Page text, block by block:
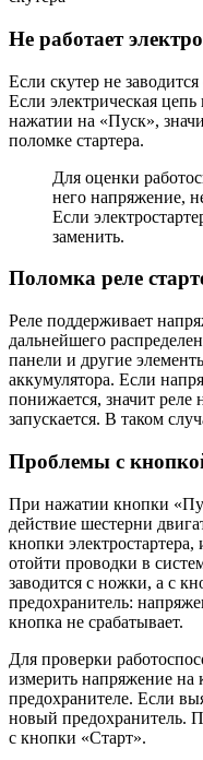
Не работает
Если скутер не
Если электрическая
нажатии на «Пуск»,
поломке стартера.
Для оценки
него напряжение,
Если
заменить.
Поломка реле
Реле поддерживает
дальнейшего
панели и другие
аккумулятора. Если
понижается, значит реле
запускается. В таком
Проблемы с
При нажатии кнопки
действие шестерни
кнопки
отойти проводки в
заводится с ножки, а с
предохранитель:
кнопка не срабатывает.
Для проверки
измерить напряжение на
предохранителе. Если
новый предохранитель.
с кнопки «Старт».